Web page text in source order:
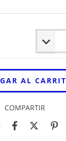
COMPARTIR